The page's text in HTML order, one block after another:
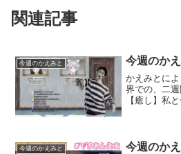
関連記事
今週のかえみと 今週のか
かえみとに
界での、二
【癒し】私
ーソンとな
今週のかえみと 今週のか